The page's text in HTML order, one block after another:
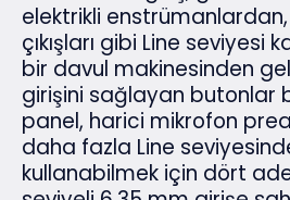
elektrikli
çıkışları gibi Line seviyesi
bir davul makinesinden
girişini sağlayan butonlar
panel, harici mikrofon
daha fazla Line
kullanabilmek için dört